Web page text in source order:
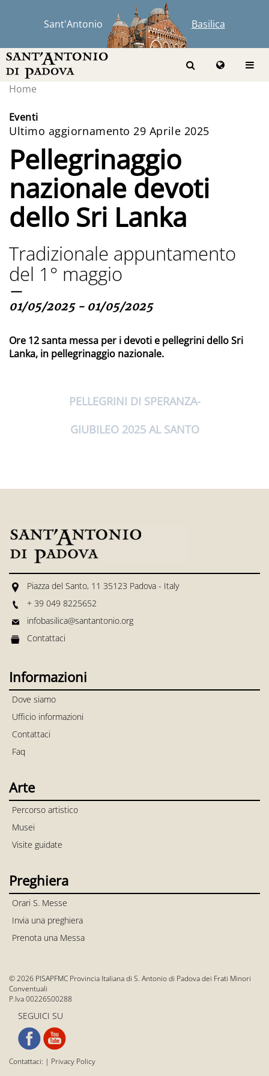
Sant'Antonio Basilica
Home
Eventi
Ultimo aggiornamento 29 Aprile 2025
Pellegrinaggio
nazionale devoti
dello Sri Lanka
Tradizionale appuntamento
del 1° maggio
—
01/05/2025 - 01/05/2025
Ore 12 santa messa per i devoti e pellegrini dello Sri
Lanka, in pellegrinaggio nazionale.
PELLEGRINI DI SPERANZA
GIUBILEO 2025 AL SANTO
Piazza del Santo, 11 35123 Padova - Italy
+ 39 049 8225652
infobasilica@santantonio.org
Contattaci
Informazioni
Dove siamo
Ufficio informazioni
Contattaci
Faq
Arte
Percorso artistico
Musei
Visite guidate
Preghiera
Orari S. Messe
Invia una preghiera
Prenota una Messa
© 2026 PISAPFMC Provincia Italiana di S. Antonio di Padova dei Frati Minori
Conventuali
P.Iva 00226500288
SEGUICI SU
Contattaci: | Privacy Policy